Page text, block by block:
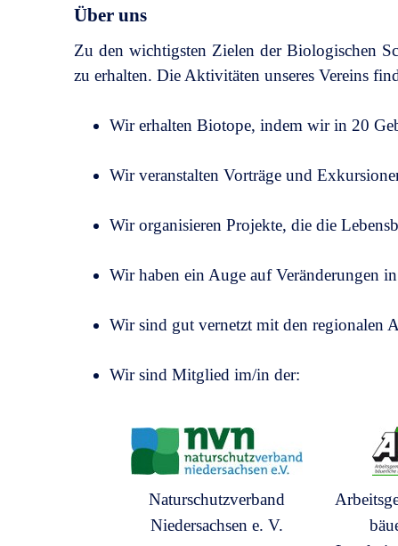
Über uns
Zu den wichtigsten Zielen der Biologischen
zu erhalten. Die Aktivitäten unseres Vereins
Wir erhalten Biotope, indem wir in 20
Wir veranstalten Vorträge und
Wir organisieren Projekte, die die
Wir haben ein Auge auf Veränderungen
Wir sind gut vernetzt mit den regionalen
Wir sind Mitglied im/in der:
Naturschutzverband
Niedersachsen e. V.